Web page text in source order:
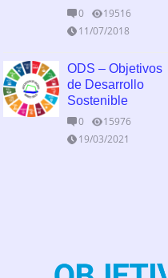
0
19516
11/07/2018
ODS – Objetivos
de Desarrollo
Sostenible
0
15976
19/03/2021